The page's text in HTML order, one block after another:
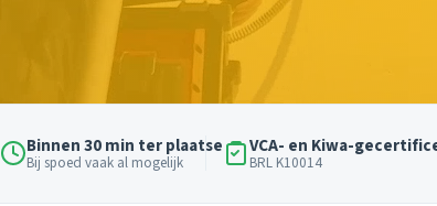
Binnen 30 min ter plaatse
Bij spoed vaak al mogelijk
VCA- en Kiwa-
BRL K10014